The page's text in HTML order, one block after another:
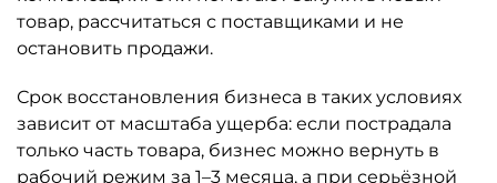
товар, рассчитаться с поставщиками и не
остановить продажи.
Срок восстановления бизнеса в таких условиях
зависит от масштаба ущерба: если пострадала
только часть товара, бизнес можно вернуть в
рабочий режим за 1–3 месяца, а при серьёзной